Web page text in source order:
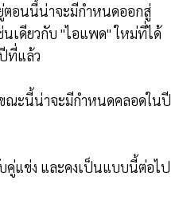
อนนี้น่าจะมีกำหนดออกสู่
นเดียวกับ "ไอแพด" ใหม่ที่ได้
ที่แล้ว
ะนี้น่าจะมีกำหนดคลอดในปี
คู่แข่ง และคงเป็นแบบนี้ต่อไป